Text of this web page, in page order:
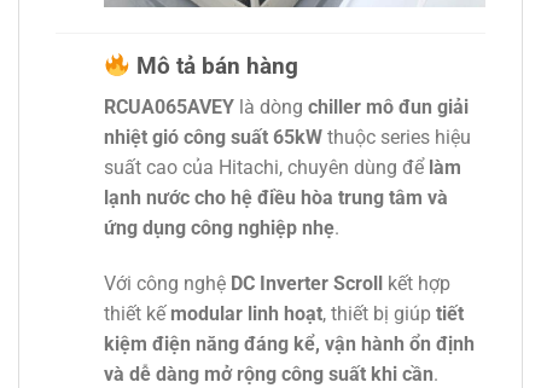
Mô tả bán hàng
RCUA065AVEY là dòng chiller mô đun giải
nhiệt gió công suất 65kW thuộc series hiệu
suất cao của Hitachi, chuyên dùng để làm
lạnh nước cho hệ điều hòa trung tâm và
ứng dụng công nghiệp nhẹ.
Với công nghệ DC Inverter Scroll
kết hợp
thiết kế modular linh hoạt, thiết bị giúp tiết
kiệm điện năng đáng kể, vận hành ổn định
và dễ dàng mở rộng công suất khi cần.